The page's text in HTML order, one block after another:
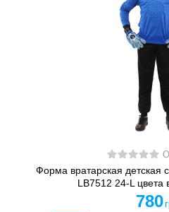
Форма вратарская детская
LB7512 24-L цвета
780